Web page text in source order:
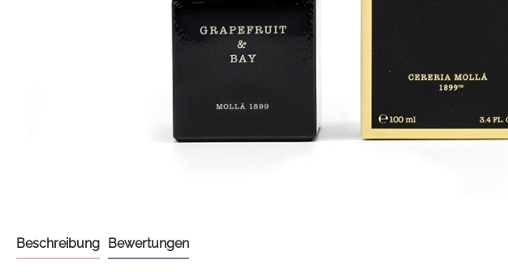
Beschreibung Bewertungen